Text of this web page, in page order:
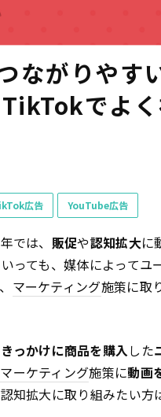
ながりやす
でよ
広告 YouTube広告
では、 販促や認知拡大に
っても、媒体によって
マーケティング施策に取
っかけに商品を購入した
マーケティング施策に動画
知拡大に取り組みたい方